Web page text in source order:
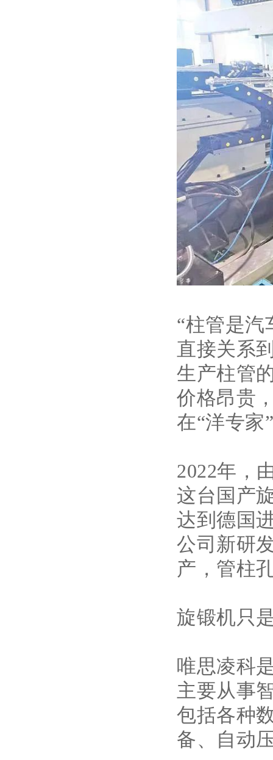
“柱管是
直接关系
生产柱管
价格昂贵
在“洋专家
2022年，
这台国产
达到德国
公司新研
产，管柱
旋锻机只
唯思凌科
主要从事
包括各种
备、自动